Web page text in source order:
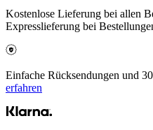
Kostenlose Lieferung bei allen
Expresslieferung bei
Einfache Rücksendungen und
erfahren